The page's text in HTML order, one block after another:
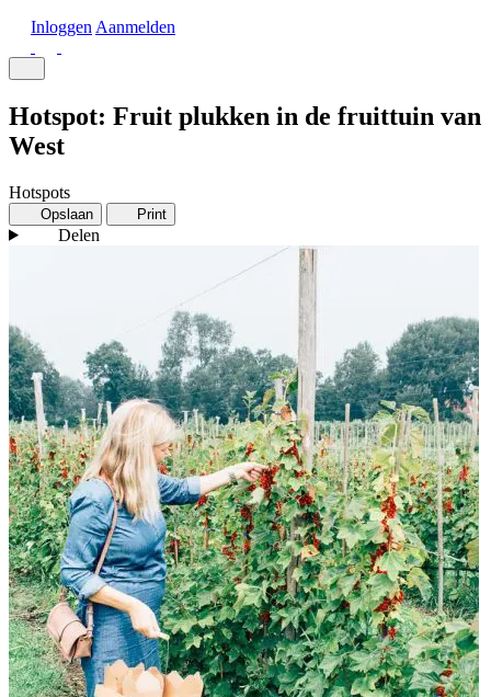
Inloggen Aanmelden
Hotspot: Fruit plukken in de fruittuin van
West
Hotspots
Opslaan Print
Delen